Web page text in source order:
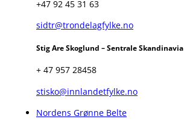
+47 92 45 31 63
sidtr@trondelagfylke.no
Stig Are Skoglund – Sentrale Skandinavia
+ 47 957 28458
stisko@innlandetfylke.no
Nordens Grønne Belte